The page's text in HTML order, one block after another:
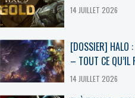
14 JUILLET 2026
[DOSSIER] HALO
– TOUT CE QU’IL
14 JUILLET 2026